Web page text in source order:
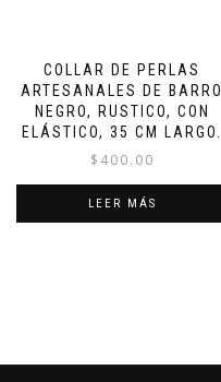
COLLAR DE PERLAS
ARTESANALES DE BARRO
NEGRO, RUSTICO, CON
ELÁSTICO, 35 CM LARGO.
$ 400.00
LEER MÁS